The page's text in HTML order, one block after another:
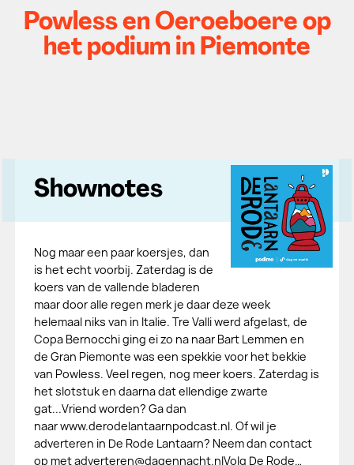
Powless en Oeroeboere op
het podium in Piemonte
Shownotes
Nog maar een paar koersjes, dan
is het echt voorbij. Zaterdag is de
koers van de vallende bladeren
maar door alle regen merk je daar deze week
helemaal niks van in Italie. Tre Valli werd afgelast, de
Copa Bernocchi ging ei zo na naar Bart Lemmen en
de Gran Piemonte was een spekkie voor het bekkie
van Powless. Veel regen, nog meer koers. Zaterdag is
het slotstuk en daarna dat ellendige zwarte
gat...Vriend worden? Ga dan
naar www.derodelantaarnpodcast.nl. Of wil je
adverteren in De Rode Lantaarn? Neem dan contact
op met adverteren@dagennacht.nlVolg De Rode…